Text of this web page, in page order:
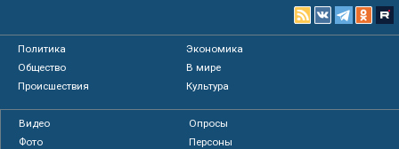
Политика
Экономика
Общество
В мире
Происшествия
Культура
Видео
Опросы
Фото
Персоны